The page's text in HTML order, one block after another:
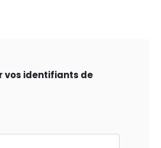
vos identifiants de